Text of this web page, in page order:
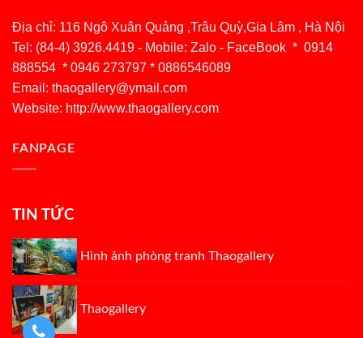
Địa chỉ: 116 Ngô Xuân Quảng ,Trâu Quỳ,Gia Lâm , Hà Nội
Tel: (84-4) 3926.4419 - Mobile: Zalo - FaceBook * 0914
888554 * 0946 273797 * 0886546089
Email: thaogallery@ymail.com
Website: http://www.thaogallery.com
FANPAGE
TIN TỨC
Hình ảnh phòng tranh Thaogallery
Thaogallery